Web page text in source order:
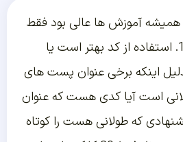
آموزش ها عالی بود فقط
دو سوال: 1. استفاده از کد بهتر است یا
بدلیل اینکه برخی عنوان پست های
است آیا کدی هست که عنوان
که طولانی هست را کوتاه